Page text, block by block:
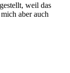
weil das
aber auch